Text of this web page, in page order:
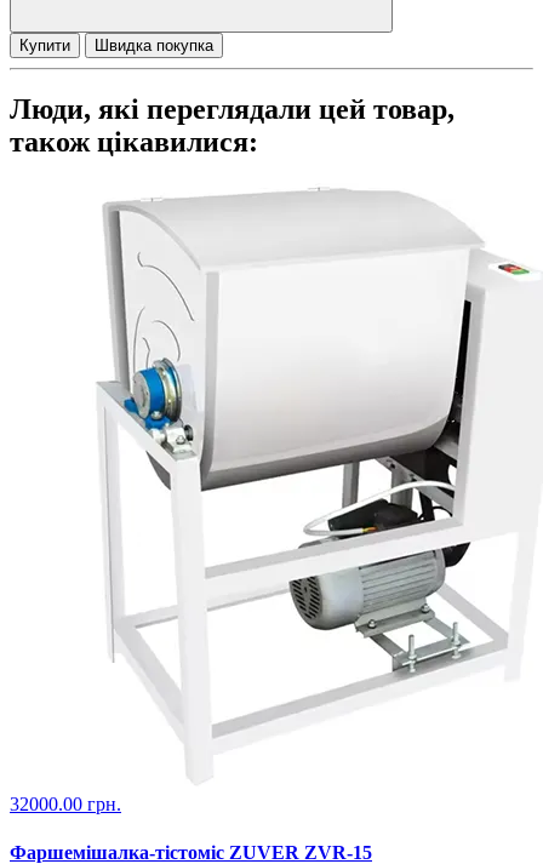
Купити Швидка покупка
Люди, які переглядали цей товар,
також цікавилися:
32000.00 грн.
Фаршемішалка-тістоміс ZUVER ZVR-15